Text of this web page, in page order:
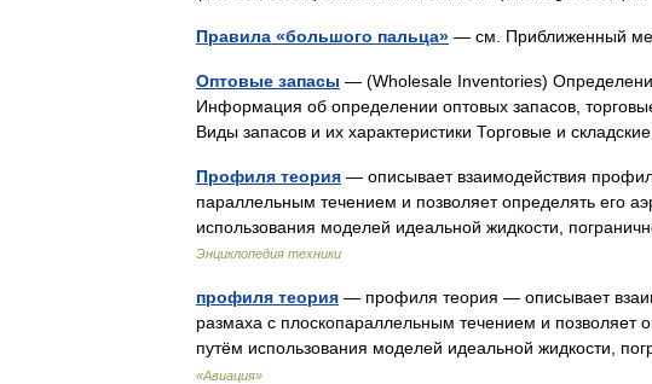
Правила «большого пальца» — см. Приближенный
Оптовые запасы — (Wholesale Inventories)
Информация об определении оптовых запасов,
Виды запасов и их характеристики Торговые и
Профиля теория — описывает взаимодействия
параллельным течением и позволяет определять его
использования моделей идеальной жидкости,
Энциклопедия техники
профиля теория — профиля теория — описывает
размаха с плоскопараллельным течением и позволяет
путём использования моделей идеальной жидкости,
«Авиация»